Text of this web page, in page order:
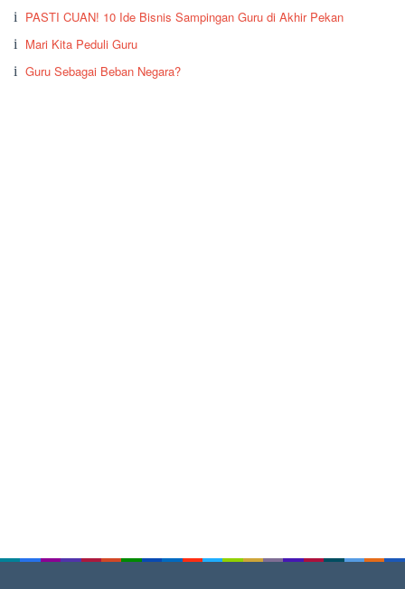
PASTI CUAN! 10 Ide Bisnis Sampingan Guru di Akhir Pekan
Mari Kita Peduli Guru
Guru Sebagai Beban Negara?